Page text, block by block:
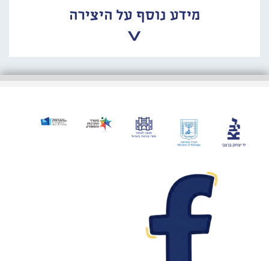
מידע נוסף על היצירה